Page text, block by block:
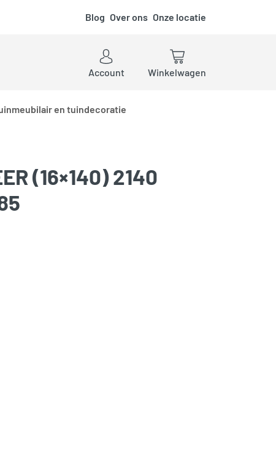
Blog Over ons Onze locatie
Account
Winkelwagen
en tuindecoratie
(16×140) 2140